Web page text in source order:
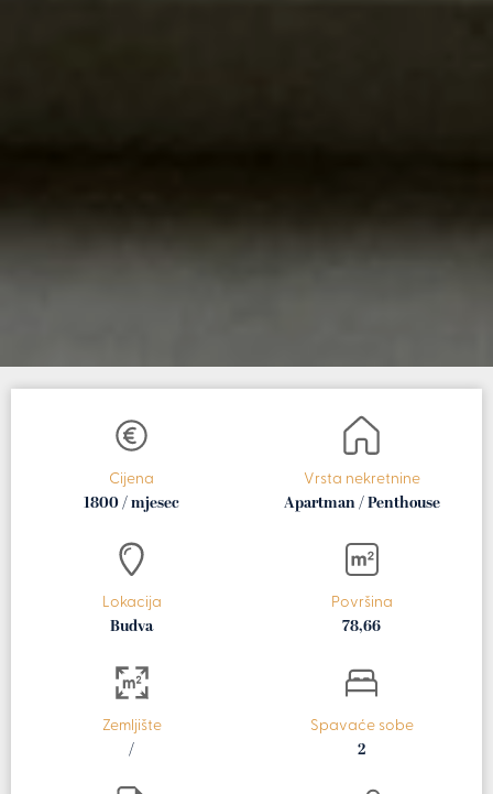
Cijena
1800 / mjesec
Vrsta nekretnine
Apartman / Penthouse
Lokacija
Budva
Površina
78,66
Zemljište
/
Spavaće sobe
2